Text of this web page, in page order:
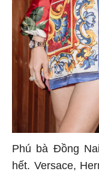
Phú bà Đồng
hết. Versace,